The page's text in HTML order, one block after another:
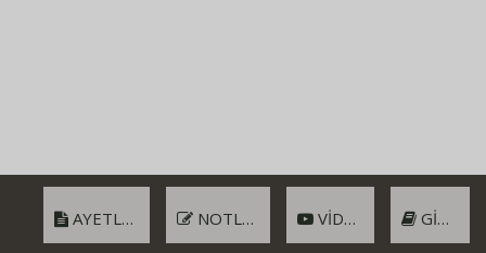
AYETLER NOTLAR VIDEO GIRIŞ